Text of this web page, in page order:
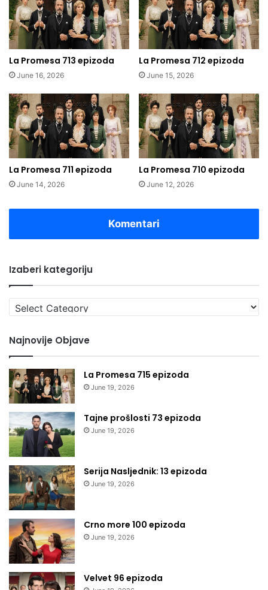
La Promesa 713 epizoda
June 16, 2026
La Promesa 712 epizoda
June 15, 2026
La Promesa 711 epizoda
June 14, 2026
La Promesa 710 epizoda
June 12, 2026
Komentari
Izaberi kategoriju
Izaberi
kategoriju
Najnovije Objave
La Promesa 715 epizoda
June 19, 2026
Tajne prošlosti 73 epizoda
June 19, 2026
Serija Nasljednik: 13 epizoda
June 19, 2026
Crno more 100 epizoda
June 19, 2026
Velvet 96 epizoda